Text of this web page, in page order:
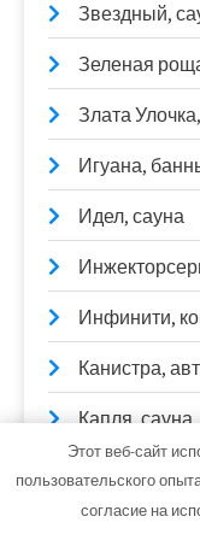
Звездный,
Зеленая
Злата
Игуана,
Идел, сауна
Инфинити,
Канистра,
Капля, сауна
Квадратный
Этот веб-сайт
пользовательского
согласие на